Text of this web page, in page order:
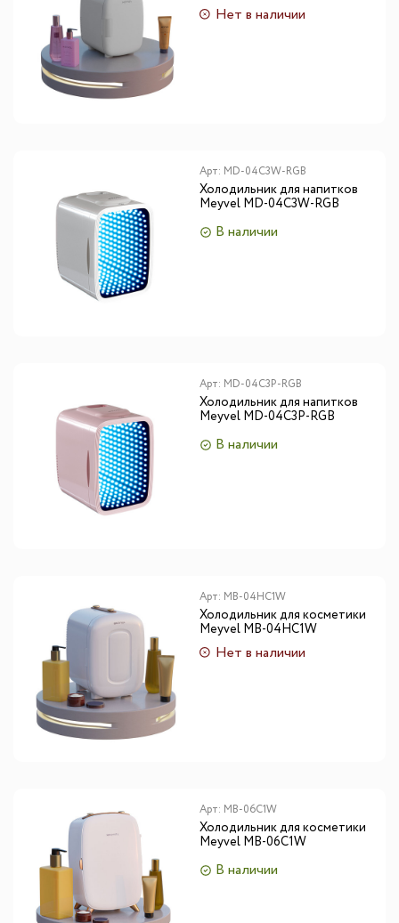
Нет в наличии
Арт: MD-04C3W-RGB
Холодильник для напитков
Meyvel MD-04C3W-RGB
В наличии
Арт: MD-04C3P-RGB
Холодильник для напитков
Meyvel MD-04C3P-RGB
В наличии
Арт: MB-04HC1W
Холодильник для косметики
Meyvel MB-04HC1W
Нет в наличии
Арт: MB-06C1W
Холодильник для косметики
Meyvel MB-06C1W
В наличии